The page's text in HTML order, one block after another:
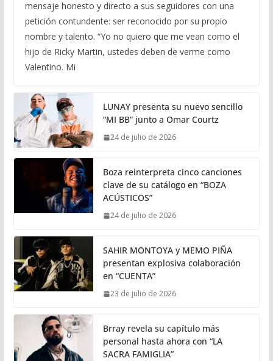
mensaje honesto y directo a sus seguidores con una
petición contundente: ser reconocido por su propio
nombre y talento. “Yo no quiero que me vean como el
hijo de Ricky Martin, ustedes deben de verme como
Valentino. Mi
LUNAY presenta su nuevo sencillo
“MI BB” junto a Omar Courtz
24 de julio de 2026
Boza reinterpreta cinco canciones
clave de su catálogo en “BOZA
ACÚSTICOS”
24 de julio de 2026
SAHIR MONTOYA y MEMO PIÑA
presentan explosiva colaboración
en “CUENTA”
23 de julio de 2026
Brray revela su capítulo más
personal hasta ahora con “LA
SACRA FAMIGLIA”